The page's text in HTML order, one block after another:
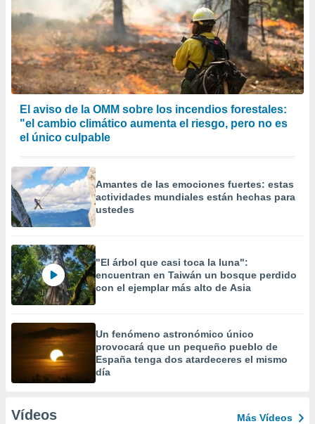
El aviso de la OMM sobre los incendios forestales:
"el cambio climático aumenta el riesgo, pero no es
el único culpable
Amantes de las emociones fuertes: estas
actividades mundiales están hechas para
ustedes
"El árbol que casi toca la luna":
encuentran en Taiwán un bosque perdido
con el ejemplar más alto de Asia
Un fenómeno astronómico único
provocará que un pequeño pueblo de
España tenga dos atardeceres el mismo
día
Vídeos Más Vídeos